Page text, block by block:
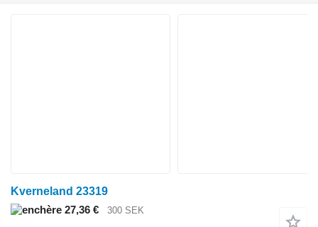
Kverneland 23319
27,36 €
300 SEK